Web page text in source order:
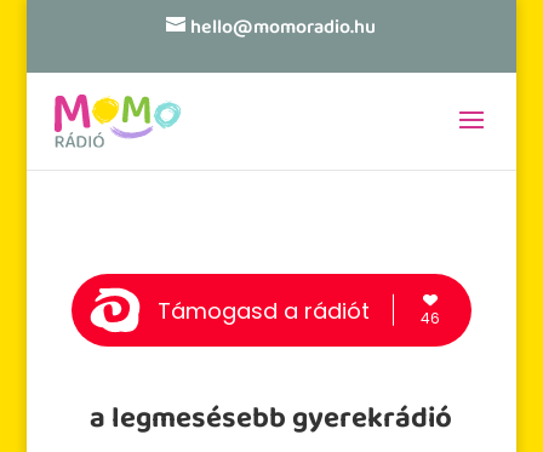
hello@momoradio.hu
Támogasd a rádiót 46
a legmesésebb gyerekrádió